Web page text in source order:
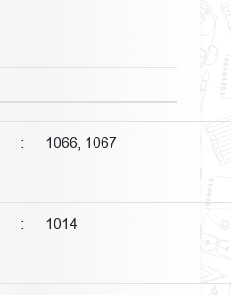
: 1066, 1067
: 1014